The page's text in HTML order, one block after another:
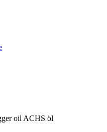
oil ACHS öl